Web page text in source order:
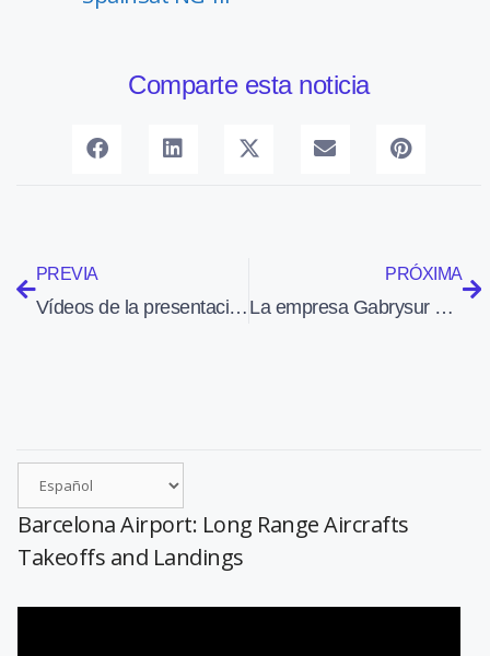
Comparte esta noticia
PREVIA
Vídeos de la presentación ayer del Solar Impulse 2
PRÓXIMA
La empresa Gabrysur se traslada a Aerópolis para ganar músculo industrial
Barcelona Airport: Long Range Aircrafts
Takeoffs and Landings